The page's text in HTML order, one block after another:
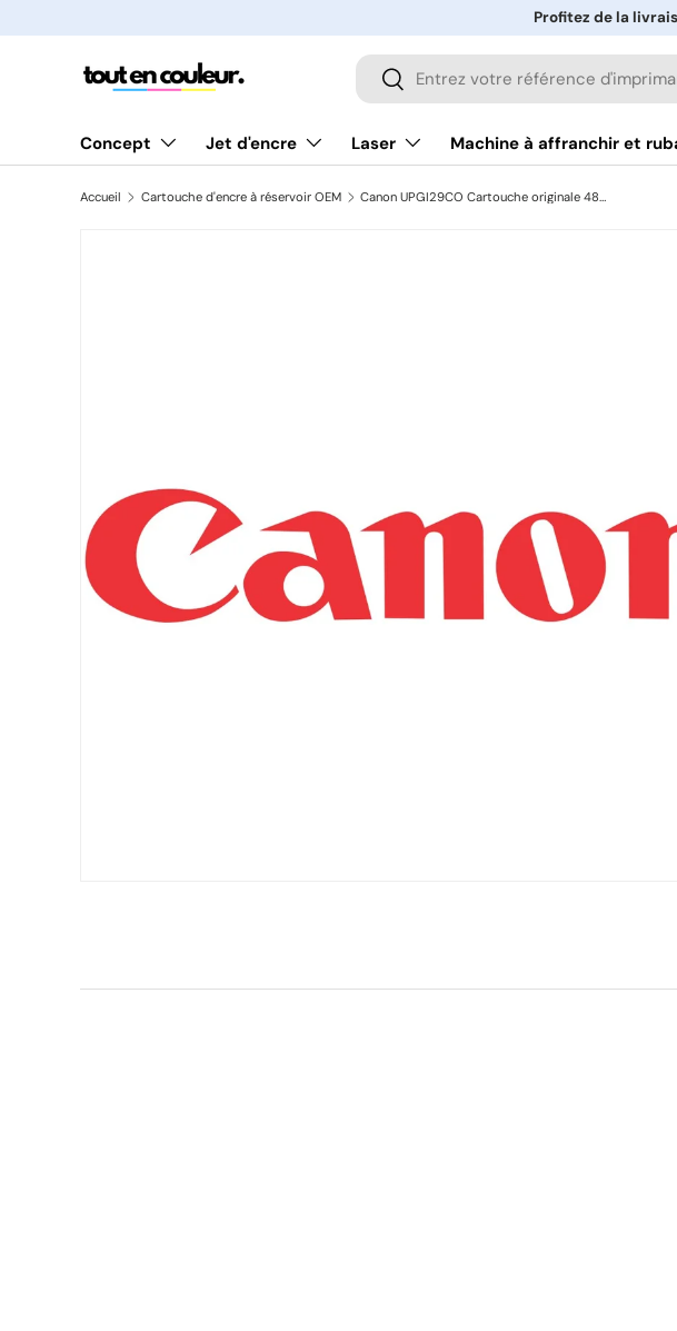
ALLER AU CONTENU
Profitez de la
Recherche
Rechercher
Concept Jet d'encre Laser Machine à affranchir et
Accueil Cartouche d'encre à réservoir OEM Canon UPGI29CO Cartouche originale 4879B001 - Gloss